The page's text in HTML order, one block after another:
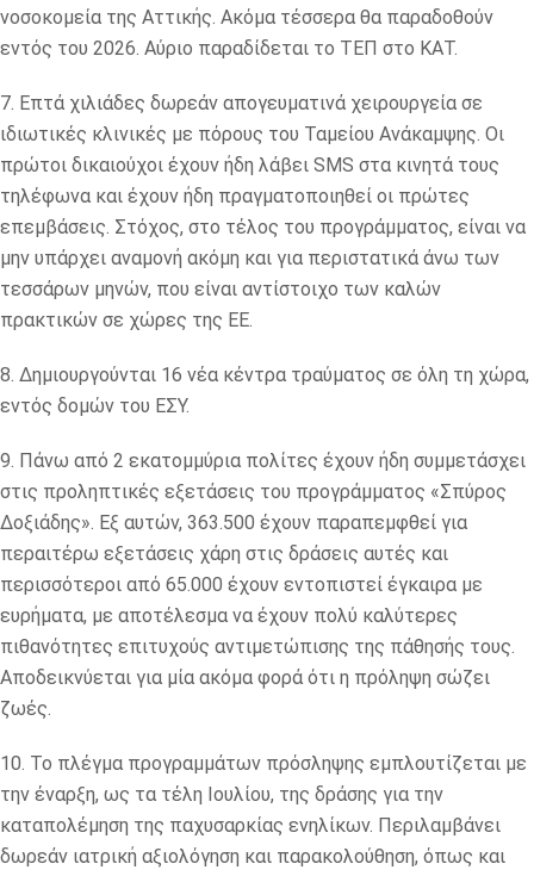
νοσοκομεία της Αττικής. Ακόμα τέσσερα θα παραδοθούν
εντός του 2026. Αύριο παραδίδεται το ΤΕΠ στο ΚΑΤ.
7. Επτά χιλιάδες δωρεάν απογευματινά χειρουργεία σε
ιδιωτικές κλινικές με πόρους του Ταμείου Ανάκαμψης. Οι
πρώτοι δικαιούχοι έχουν ήδη λάβει SMS στα κινητά τους
τηλέφωνα και έχουν ήδη πραγματοποιηθεί οι πρώτες
επεμβάσεις. Στόχος, στο τέλος του προγράμματος, είναι να
μην υπάρχει αναμονή ακόμη και για περιστατικά άνω των
τεσσάρων μηνών, που είναι αντίστοιχο των καλών
πρακτικών σε χώρες της ΕΕ.
8. Δημιουργούνται 16 νέα κέντρα τραύματος σε όλη τη χώρα,
εντός δομών του ΕΣΥ.
9. Πάνω από 2 εκατομμύρια πολίτες έχουν ήδη συμμετάσχει
στις προληπτικές εξετάσεις του προγράμματος «Σπύρος
Δοξιάδης». Εξ αυτών, 363.500 έχουν παραπεμφθεί για
περαιτέρω εξετάσεις χάρη στις δράσεις αυτές και
περισσότεροι από 65.000 έχουν εντοπιστεί έγκαιρα με
ευρήματα, με αποτέλεσμα να έχουν πολύ καλύτερες
πιθανότητες επιτυχούς αντιμετώπισης της πάθησής τους.
Αποδεικνύεται για μία ακόμα φορά ότι η πρόληψη σώζει
ζωές.
10. Το πλέγμα προγραμμάτων πρόσληψης εμπλουτίζεται με
την έναρξη, ως τα τέλη Ιουλίου, της δράσης για την
καταπολέμηση της παχυσαρκίας ενηλίκων. Περιλαμβάνει
δωρεάν ιατρική αξιολόγηση και παρακολούθηση, όπως και